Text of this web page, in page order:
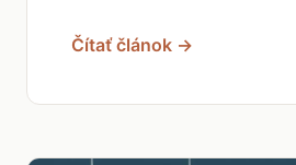
Čítať článok →